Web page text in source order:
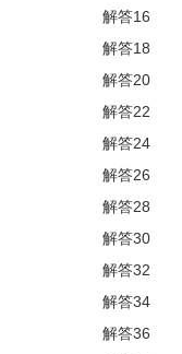
解答16
解答18
解答20
解答22
解答24
解答26
解答28
解答30
解答32
解答34
解答36